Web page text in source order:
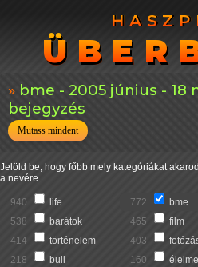
bme - 2005 június - 18
bejegyzés
Mutass mindent
Jelöld be, hogy főbb mely kategóriákat
a nevére.
940 life 772 bme
538
barátok 465 film
414
történelem 403
218
buli 160